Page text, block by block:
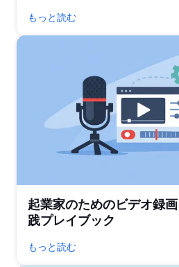
もっと読む
起業家のためのビデオ録
践プレイブック
もっと読む